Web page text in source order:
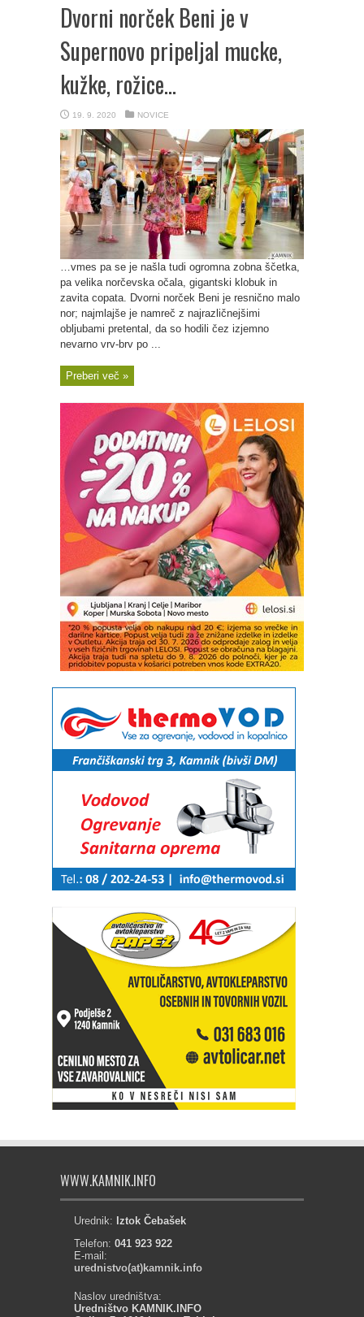
Dvorni norček Beni je v
Supernovo pripeljal mucke,
kužke, rožice…
19. 9. 2020 NOVICE
…vmes pa se je našla tudi ogromna zobna ščetka,
pa velika norčevska očala, gigantski klobuk in
zavita copata. Dvorni norček Beni je resnično malo
nor; najmlajše je namreč z najrazličnejšimi
obljubami pretental, da so hodili čez izjemno
nevarno vrv-brv po ...
Preberi več »
WWW.KAMNIK.INFO
Urednik: Iztok Čebašek
Telefon: 041 923 922
E-mail:
urednistvo(at)kamnik.info
Naslov uredništva:
Uredništvo KAMNIK.INFO